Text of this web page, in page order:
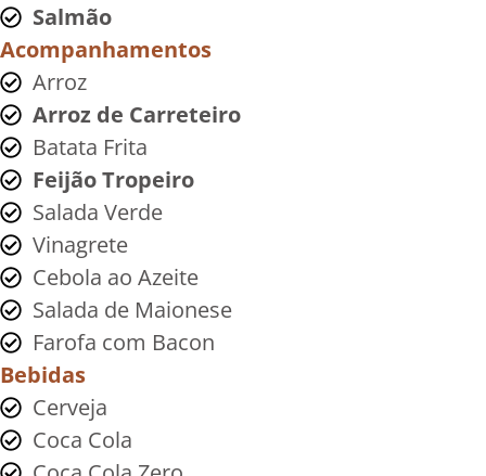
Salmão
Acompanhamentos
Arroz
Arroz de Carreteiro
Batata Frita
Feijão Tropeiro
Salada Verde
Vinagrete
Cebola ao Azeite
Salada de Maionese
Farofa com Bacon
Bebidas
Cerveja
Coca Cola